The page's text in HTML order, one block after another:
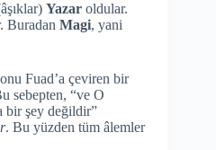
Yazar oldular.
Buradan Magi, yani
Fuad’a çeviren bir
sebepten, “ve O
şey değildir”
. Bu yüzden tüm âlemler